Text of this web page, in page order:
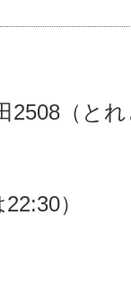
2508（と
）